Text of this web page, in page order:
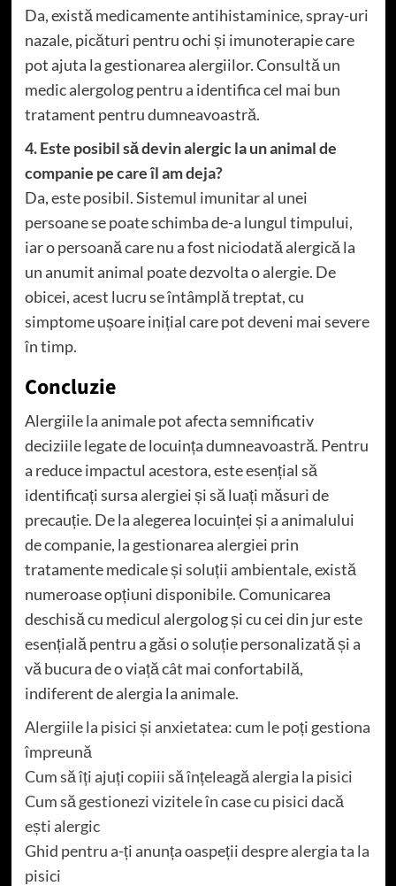
Da, există medicamente antihistaminice, spray-uri
nazale, picături pentru ochi și imunoterapie care
pot ajuta la gestionarea alergiilor. Consultă un
medic alergolog pentru a identifica cel mai bun
tratament pentru dumneavoastră.
4. Este posibil să devin alergic la un animal de
companie pe care îl am deja?
Da, este posibil. Sistemul imunitar al unei
persoane se poate schimba de-a lungul timpului,
iar o persoană care nu a fost niciodată alergică la
un anumit animal poate dezvolta o alergie. De
obicei, acest lucru se întâmplă treptat, cu
simptome ușoare inițial care pot deveni mai severe
în timp.
Concluzie
Alergiile la animale pot afecta semnificativ
deciziile legate de locuința dumneavoastră. Pentru
a reduce impactul acestora, este esențial să
identificați sursa alergiei și să luați măsuri de
precauție. De la alegerea locuinței și a animalului
de companie, la gestionarea alergiei prin
tratamente medicale și soluții ambientale, există
numeroase opțiuni disponibile. Comunicarea
deschisă cu medicul alergolog și cu cei din jur este
esențială pentru a găsi o soluție personalizată și a
vă bucura de o viață cât mai confortabilă,
indiferent de alergia la animale.
Alergiile la pisici și anxietatea: cum le poți gestiona
împreună
Cum să îți ajuți copiii să înțeleagă alergia la pisici
Cum să gestionezi vizitele în case cu pisici dacă
ești alergic
Ghid pentru a-ți anunța oaspeții despre alergia ta la
pisici